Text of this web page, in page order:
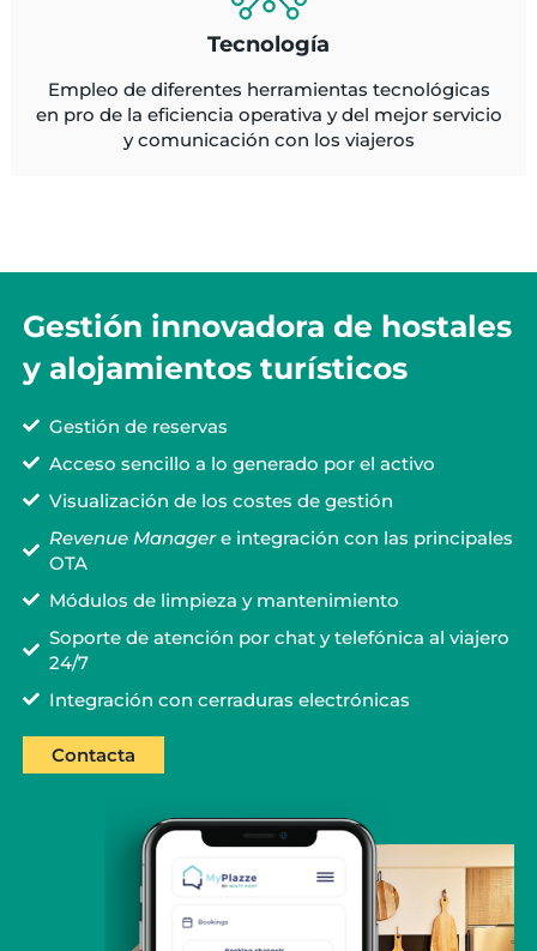
Tecnología
Empleo de diferentes herramientas tecnológicas
en pro de la eficiencia operativa y del mejor servicio
y comunicación con los viajeros
Gestión innovadora de hostales
y alojamientos turísticos
Gestión de reservas
Acceso sencillo a lo generado por el activo
Visualización de los costes de gestión
Revenue Managere integración con las principales
OTA
Módulos de limpieza y mantenimiento
Soporte de atención por chat y telefónica al viajero
24/7
Integración con cerraduras electrónicas
Contacta